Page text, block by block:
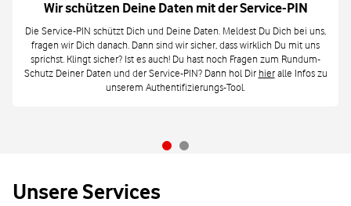
Wir schützen Deine Daten mit der Service-PIN
Die Service-PIN schützt Dich und Deine Daten. Meldest Du Dich bei uns,
fragen wir Dich danach. Dann sind wir sicher, dass wirklich Du mit uns
sprichst. Klingt sicher? Ist es auch! Du hast noch Fragen zum Rundum-
Schutz Deiner Daten und der Service-PIN? Dann hol Dir hieralle Infos zu
unserem Authentifizierungs-Tool.
Unsere Services